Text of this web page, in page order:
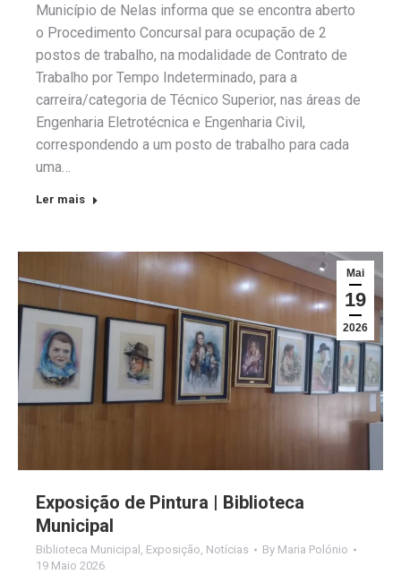
Município de Nelas informa que se encontra aberto
o Procedimento Concursal para ocupação de 2
postos de trabalho, na modalidade de Contrato de
Trabalho por Tempo Indeterminado, para a
carreira/categoria de Técnico Superior, nas áreas de
Engenharia Eletrotécnica e Engenharia Civil,
correspondendo a um posto de trabalho para cada
uma…
Ler mais
Mai
19
2026
Exposição de Pintura | Biblioteca
Municipal
Biblioteca Municipal , Exposição, Notícias By Maria Polónio
19 Maio 2026